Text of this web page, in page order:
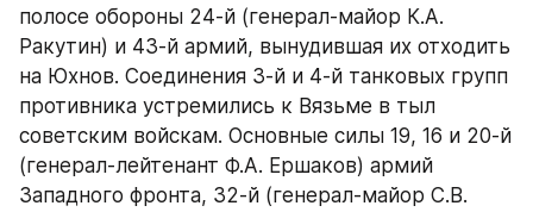
полосе обороны 24-й (генерал-майор К.А.
Ракутин) и 43-й армий, вынудившая их отходить
на Юхнов. Соединения 3-й и 4-й танковых групп
противника устремились к Вязьме в тыл
советским войскам. Основные силы 19, 16 и 20-й
(генерал-лейтенант Ф.А. Ершаков) армий
Западного фронта, 32-й (генерал-майор С.В.